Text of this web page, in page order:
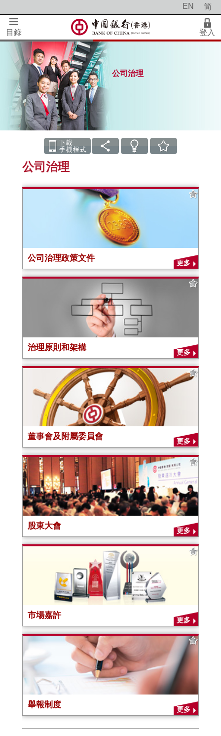
EN 简
目錄 登入
公司治理
公司治理
公司治理政策文件
更多
治理原則和架構
更多
董事會及附屬委員會
更多
股東大會
更多
市場嘉許
更多
舉報制度
更多